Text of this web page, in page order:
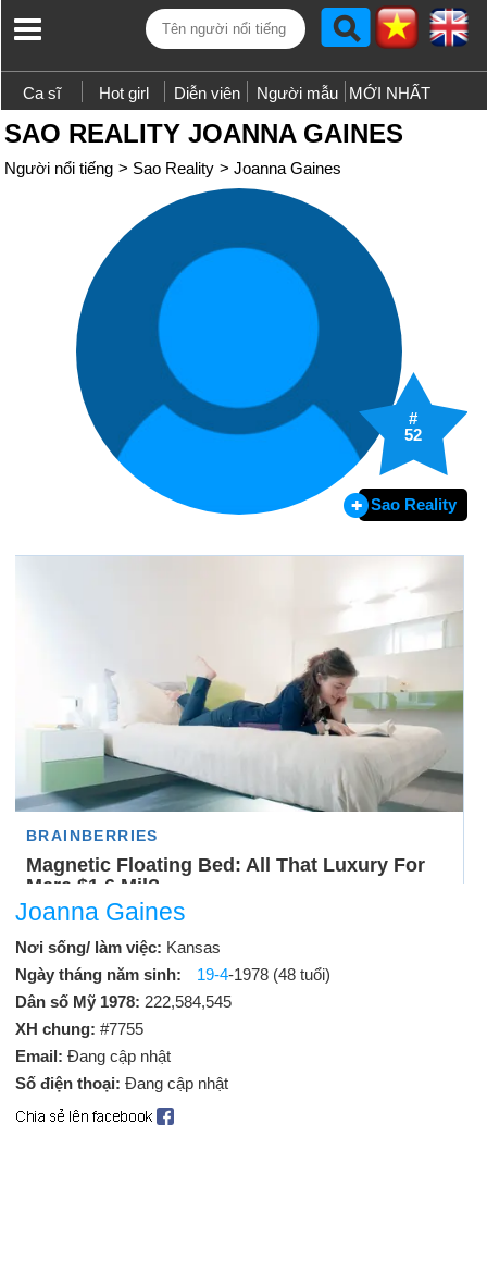
Ca sĩ Hot girl Diễn viên Người mẫu MỚI NHẤT
SAO REALITY JOANNA GAINES
Người nổi tiếng > Sao Reality > Joanna Gaines
#
52
Sao Reality
Joanna Gaines
Nơi sống/ làm việc: Kansas
Ngày tháng năm sinh:
19-4-1978 (48 tuổi)
Dân số Mỹ 1978: 222,584,545
XH chung: #7755
Email: Đang cập nhật
Số điện thoại: Đang cập nhật